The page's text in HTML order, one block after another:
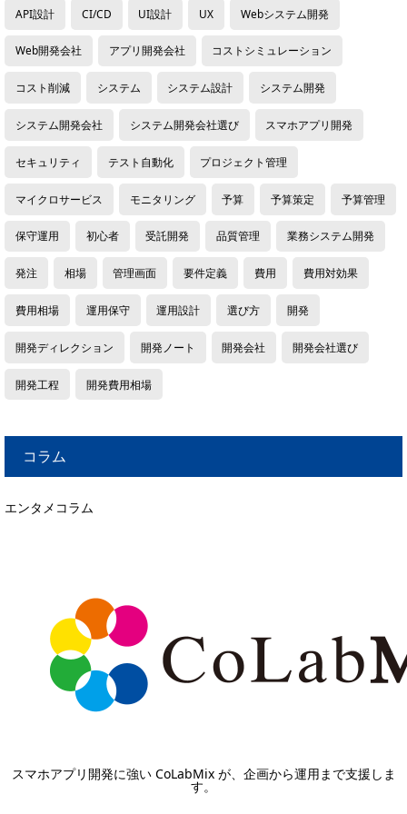
API設計 CI/CD UI設計 UX Webシステム開発
Web開発会社 アプリ開発会社 コストシミュレーション
コスト削減 システム システム設計 システム開発
システム開発会社 システム開発会社選び スマホアプリ開発
セキュリティ テスト自動化 プロジェクト管理
マイクロサービス モニタリング 予算 予算策定 予算管理
保守運用 初心者 受託開発 品質管理 業務システム開発
発注 相場 管理画面 要件定義 費用 費用対効果
費用相場 運用保守 運用設計 選び方 開発
開発ディレクション 開発ノート 開発会社 開発会社選び
開発工程 開発費用相場
コラム
エンタメコラム
スマホアプリ開発に強い CoLabMix が、企画から運用まで支援しま
す。